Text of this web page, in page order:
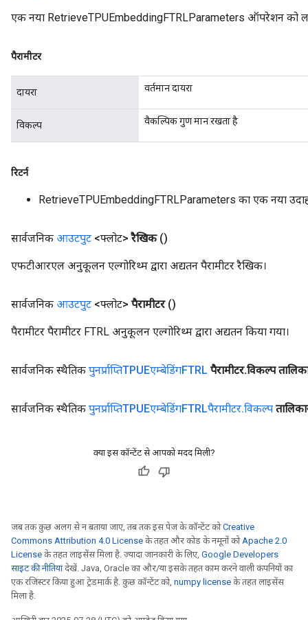
एक नया RetrieveTPUEmbeddingFTRLParameters ऑपरेशन को
पैरामीटर
दायरा वर्तमान दायरा
विकल्प वैकल्पिक गुण मान रखता है
रिटर्न
RetrieveTPUEmbeddingFTRLParameters का एक नया
सार्वजनिक आउटपुट <फ्लोट> रैखिक ()
एफटीआरएल अनुकूलन एल्गोरिथ्म द्वारा अद्यतन पैरामीटर रैखिक।
सार्वजनिक आउटपुट <फ्लोट> पैरामीटर ()
पैरामीटर पैरामीटर FTRL अनुकूलन एल्गोरिथ्म द्वारा अद्यतन किया गया।
सार्वजनिक स्थैतिक पुनर्प्राप्तिTPUEएम्बेडिंगFTRL पैरामीटर.विकल्प
सार्वजनिक स्थैतिक पुनर्प्राप्तिTPUEएम्बेडिंगFTRLपैरामीटर.विकल्प
क्या इस कॉन्टेंट से आपको मदद मिली?
जब तक कुछ अलग से न बताया जाए, तब तक इस पेज के कॉन्टेंट कोCreative
Commons Attribution 4.0 License के तहत और कोड के नमूनों कोApache 2.0
License के तहत लाइसेंस मिला है. ज़्यादा जानकारी के लिए, Google Developers
साइट की नीतियांदेखें. Java, Oracle का और/या इसके तहत काम करने वाली कंपनियों का
एक रजिस्टर किया हुआ ट्रेडमार्क है. कुछ कॉन्टेंट को, numpy license के तहत लाइसेंस
मिला है.